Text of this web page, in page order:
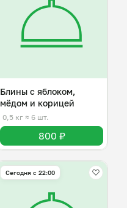
Блины с яблоком,
мёдом и корицей
0,5 кг ≈ 6 шт.
800 ₽
Сегодня с 22:00